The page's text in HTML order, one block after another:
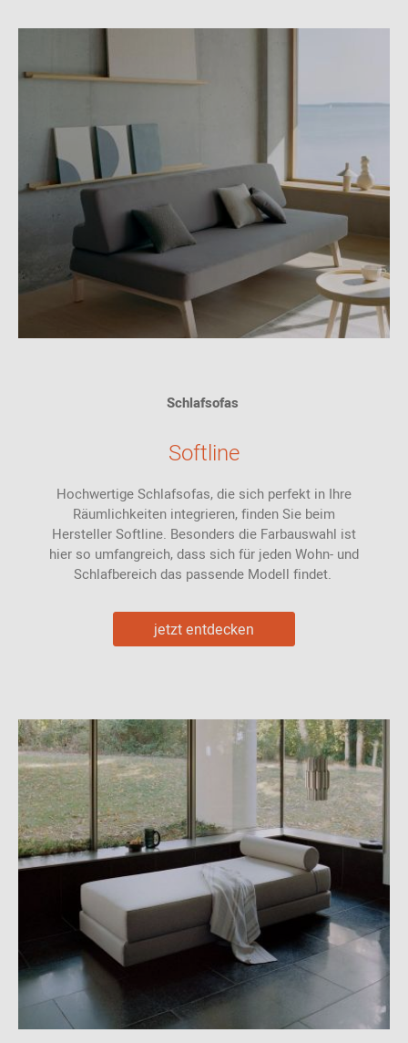
Schlafsofas
Softline
Hochwertige Schlafsofas, die sich perfekt in Ihre
Räumlichkeiten integrieren, finden Sie beim
Hersteller Softline. Besonders die Farbauswahl ist
hier so umfangreich, dass sich für jeden Wohn- und
Schlafbereich das passende Modell findet.
jetzt entdecken